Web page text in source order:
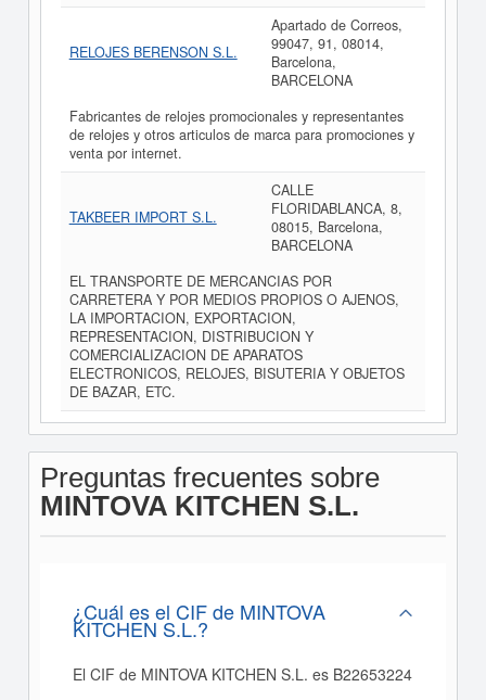
RELOJES BERENSON S.L.
Apartado de Correos,
99047, 91, 08014,
Barcelona,
BARCELONA
Fabricantes de relojes promocionales y representantes
de relojes y otros articulos de marca para promociones y
venta por internet.
TAKBEER IMPORT S.L.
CALLE
FLORIDABLANCA, 8,
08015, Barcelona,
BARCELONA
EL TRANSPORTE DE MERCANCIAS POR
CARRETERA Y POR MEDIOS PROPIOS O AJENOS,
LA IMPORTACION, EXPORTACION,
REPRESENTACION, DISTRIBUCION Y
COMERCIALIZACION DE APARATOS
ELECTRONICOS, RELOJES, BISUTERIA Y OBJETOS
DE BAZAR, ETC.
Preguntas frecuentes sobre
MINTOVA KITCHEN S.L.
¿Cuál es el CIF de MINTOVA
KITCHEN S.L.?
El CIF de MINTOVA KITCHEN S.L. es B22653224